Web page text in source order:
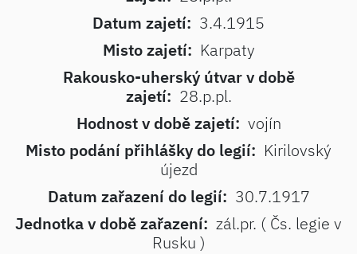
Datum zajetí: 3.4.1915
Misto zajetí: Karpaty
Rakousko-uherský útvar v době
zajetí: 28.p.pl.
Hodnost v době zajetí: vojín
Misto podání přihlášky do legií: Kirilovský
újezd
Datum zařazení do legií: 30.7.1917
Jednotka v době zařazení: zál.pr. ( Čs. legie v
Rusku )